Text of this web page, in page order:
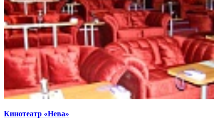
Кинотеатр «Нева»